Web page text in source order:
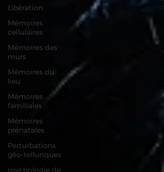
Libération
Mémoires
cellulaires
Mémoires des
murs
Mémoires du
lieu
Mémoires
familiales
Mémoires
prénatales
Perturbations
géo-telluriques
psychologie de